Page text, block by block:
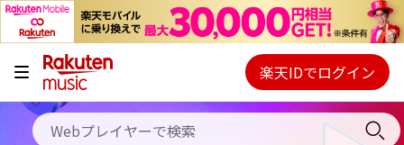
キャンペーン
料金プラン
使い方
Webプレイヤー
ご契約内容の確認・変更
楽天IDでログイン